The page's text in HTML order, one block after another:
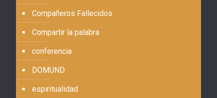
Compañeros Fallecidos
Compartir la palabra
conferencia
DOMUND
espiritualidad